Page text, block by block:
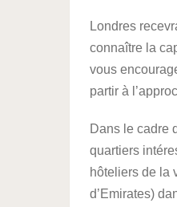
Londres
connaître la
vous
partir à
Dans le cadre
quartiers
hôteliers de la
d’Emirates)